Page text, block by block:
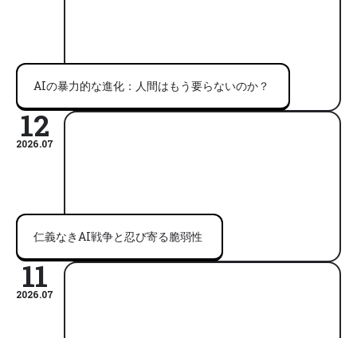
AIの暴力的な進化：人間はもう要らないのか？
12
2026.07
仁義なきAI戦争と忍び寄る脆弱性
11
2026.07